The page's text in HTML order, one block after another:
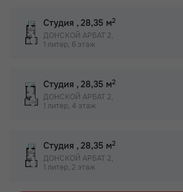
Студия , 28,35 м2
ДОНСКОЙ АРБАТ 2,
1 литер, 6 этаж
Студия , 28,35 м2
ДОНСКОЙ АРБАТ 2,
1 литер, 4 этаж
Студия , 28,35 м2
ДОНСКОЙ АРБАТ 2,
1 литер, 2 этаж